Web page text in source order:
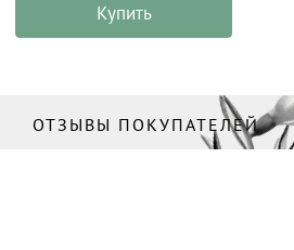
Купить
ОТЗЫВЫ ПОКУПАТЕЛЕЙ